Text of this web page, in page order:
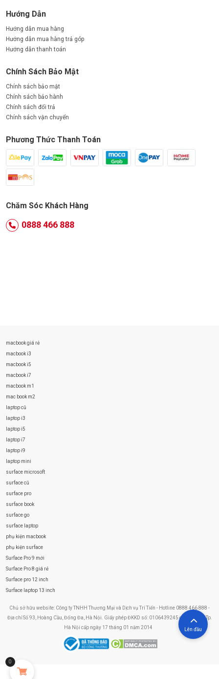
Hướng Dẫn
Hướng dẫn mua hàng
Hướng dẫn mua hàng trả góp
Hướng dẫn thanh toán
Chính Sách Bảo Mật
Chính sách bảo mật
Chính sách bảo hành
Chính sách đổi trả
Chính sách vận chuyển
Phương Thức Thanh Toán
Chăm Sóc Khách Hàng
0888 466 888
macbook giá rẻ
macbook i3
macbook i5
macbook i7
macbook m1
mac book m2
laptop cũ
laptop i3
laptop i5
laptop i7
laptop i9
laptop mini
surface microsoft
surface cũ
surface pro
surface book
surface go
surface laptop
phụ kiện macbook
phụ kiện surface
Surface Pro 9 mới
Surface Pro 8 giá rẻ
Surface pro 12 inch
Surface laptop 13 inch
Chủ sở hữu website: Công ty TNHH Thương Mại và Dịch vụ Trí Tiến - Hotline 0888 466 888 -
Địa chỉ Số 93, Hoàng Cầu, Đống Đa, Hà Nội. Giấy phép ĐKKD số: 0106439245 do Sở KHĐT Tp.
Hà Nội cấp ngày 17 tháng 01 năm 2014
0
Lên đầu